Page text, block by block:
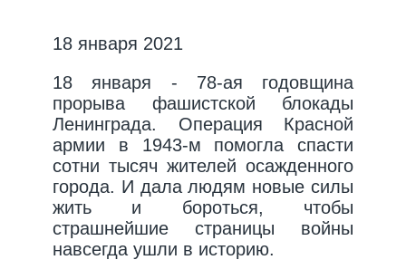
18 января 2021
18 января - 78-ая годовщина
прорыва фашистской блокады
Ленинграда. Операция Красной
армии в 1943-м помогла спасти
сотни тысяч жителей осажденного
города. И дала людям новые силы
жить и бороться, чтобы
страшнейшие страницы войны
навсегда ушли в историю.